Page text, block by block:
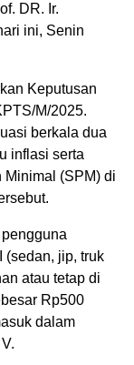
DR. Ir.
ini, Senin
Keputusan
M/2025.
berkala dua
inflasi serta
(SPM) di
(sedan, jip, truk
atau tetap di
Rp500
dalam